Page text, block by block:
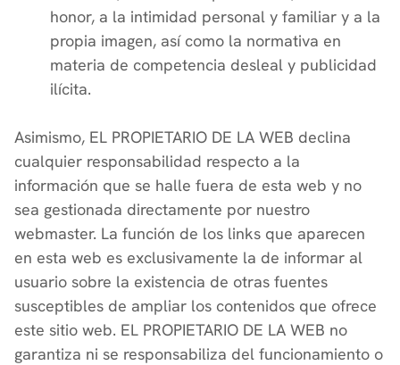
honor, a la intimidad personal y familiar y a la
propia imagen, así como la normativa en
materia de competencia desleal y publicidad
ilícita.
Asimismo, EL PROPIETARIO DE LA WEB declina
cualquier responsabilidad respecto a la
información que se halle fuera de esta web y no
sea gestionada directamente por nuestro
webmaster. La función de los links que aparecen
en esta web es exclusivamente la de informar al
usuario sobre la existencia de otras fuentes
susceptibles de ampliar los contenidos que ofrece
este sitio web. EL PROPIETARIO DE LA WEB no
garantiza ni se responsabiliza del funcionamiento o